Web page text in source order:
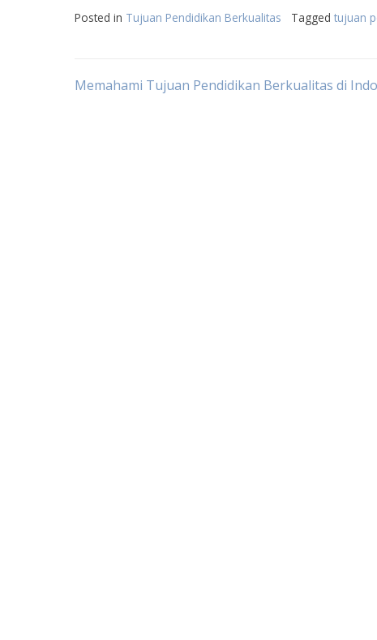
Posted in Tujuan Pendidikan Berkualitas Tagged tujuan
Post
Memahami Tujuan Pendidikan Berkualitas di